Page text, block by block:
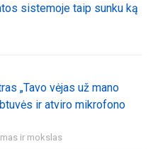
sistemoje taip sunku ką
„Tavo vėjas už mano
ir atviro mikrofono
ir mokslas